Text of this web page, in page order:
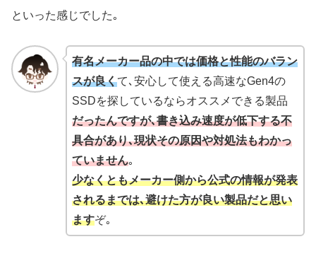
といった感じでした｡
有名メーカー品の中では価格と性能のバラン
スが良くて､安心して使える高速なGen4の
SSDを探しているならオススメできる製品
だったんですが､書き込み速度が低下する不
具合があり､現状その原因や対処法もわかっ
ていません｡
少なくともメーカー側から公式の情報が発表
されるまでは､避けた方が良い製品だと思い
ますぞ｡